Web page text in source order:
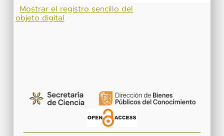
Mostrar el registro sencillo del
objeto digital